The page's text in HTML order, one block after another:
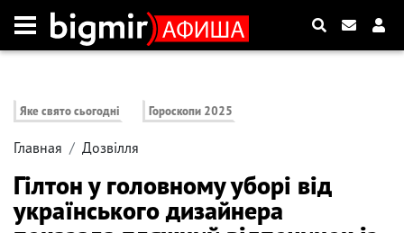
Яке свято сьогодні Гороскопи 2025
Главная Дозвілля
Гілтон у головному уборі від
українського дизайнера